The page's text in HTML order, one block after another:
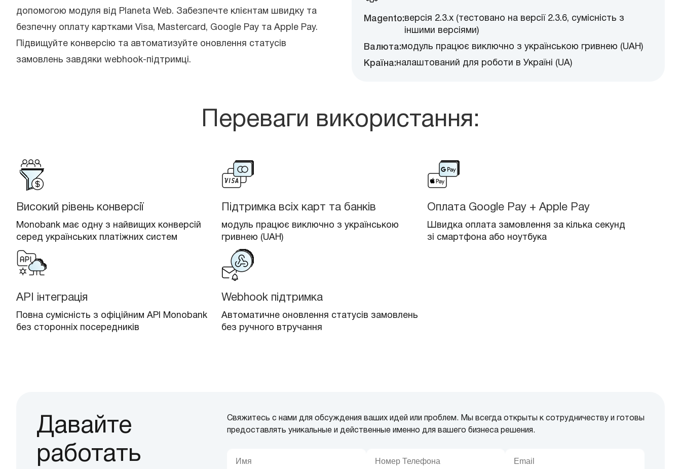
допомогою модуля від Planeta Web. Забезпечте клієнтам швидку та
безпечну оплату картками Visa, Mastercard, Google Pay та Apple Pay.
Підвищуйте конверсію та автоматизуйте оновлення статусів
замовлень завдяки webhook-підтримці.
Magento:версія 2.3.x (тестовано на версії 2.3.6, сумісність з
іншими версіями)
Валюта:модуль працює виключно з українською гривнею (UAH)
Країна:налаштований для роботи в Україні (UA)
Переваги використання:
Високий рівень конверсії
Monobank має одну з найвищих конверсій
серед українських платіжних систем
Підтримка всіх карт та банків
модуль працює виключно з українською
гривнею (UAH)
Оплата Google Pay + Apple Pay
Швидка оплата замовлення за кілька секунд
зі смартфона або ноутбука
API інтеграція
Повна сумісність з офіційним API Monobank
без сторонніх посередників
Webhook підтримка
Автоматичне оновлення статусів замовлень
без ручного втручання
Давайте
работать
Свяжитесь с нами для обсуждения ваших идей или проблем. Мы всегда открыты к сотрудничеству и готовы
предоставлять уникальные и действенные именно для вашего бизнеса решения.